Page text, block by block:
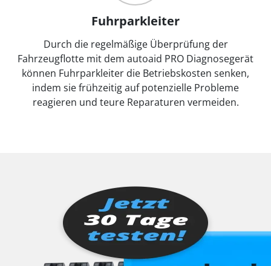
Fuhrparkleiter
Durch die regelmäßige Überprüfung der
Fahrzeugflotte mit dem autoaid PRO Diagnosegerät
können Fuhrparkleiter die Betriebskosten senken,
indem sie frühzeitig auf potenzielle Probleme
reagieren und teure Reparaturen vermeiden.